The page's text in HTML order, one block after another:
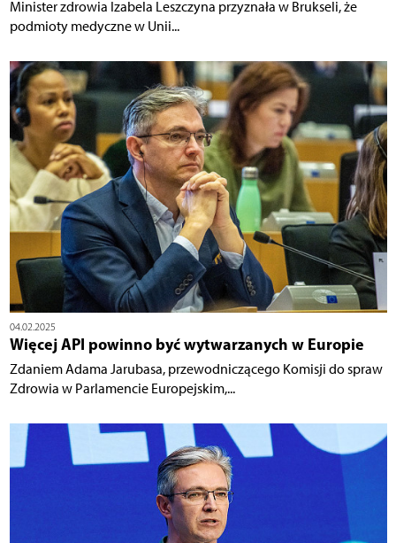
Minister zdrowia Izabela Leszczyna przyznała w Brukseli, że
podmioty medyczne w Unii...
04.02.2025
Więcej API powinno być wytwarzanych w Europie
Zdaniem Adama Jarubasa, przewodniczącego Komisji do spraw
Zdrowia w Parlamencie Europejskim,...